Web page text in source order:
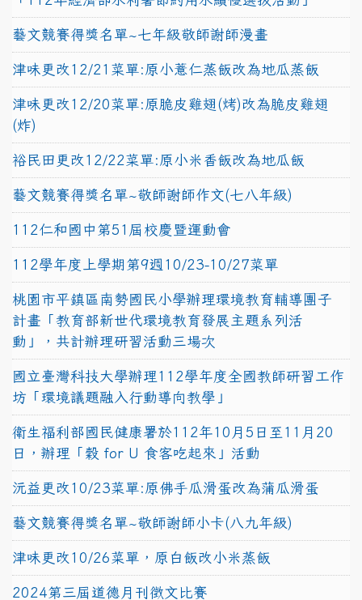
藝文競賽得獎名單~七年級敬師謝師漫畫
津味更改12/21菜單:原小薏仁蒸飯改為地瓜蒸飯
津味更改12/20菜單:原脆皮雞翅(烤)改為脆皮雞翅
(炸)
裕民田更改12/22菜單:原小米香飯改為地瓜飯
藝文競賽得獎名單~敬師謝師作文(七八年級)
112仁和國中第51屆校慶暨運動會
112學年度上學期第9週10/23-10/27菜單
桃園市平鎮區南勢國民小學辦理環境教育輔導團子
計畫「教育部新世代環境教育發展主題系列活
動」，共計辦理研習活動三場次
國立臺灣科技大學辦理112學年度全國教師研習工作
坊「環境議題融入行動導向教學」
衛生福利部國民健康署於112年10月5日至11月20
日，辦理「穀 for U 食客吃起來」活動
沅益更改10/23菜單:原佛手瓜滑蛋改為蒲瓜滑蛋
藝文競賽得獎名單~敬師謝師小卡(八九年級)
津味更改10/26菜單，原白飯改小米蒸飯
2024第三屆道德月刊徵文比賽